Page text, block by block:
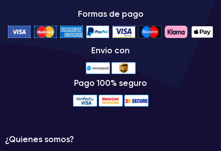
Formas de pago
Envio con
Pago 100% seguro
¿Quienes somos?